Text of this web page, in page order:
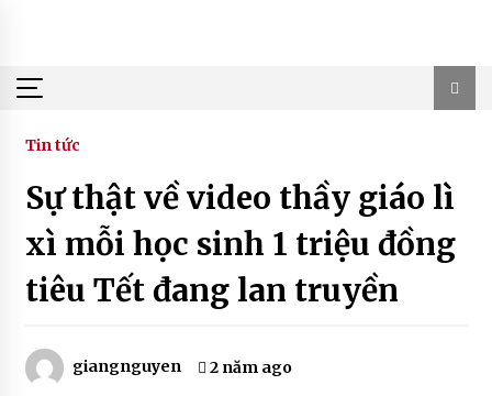
Tin tức
Sự thật về video thầy giáo lì
xì mỗi học sinh 1 triệu đồng
tiêu Tết đang lan truyền
giangnguyen 2 năm ago